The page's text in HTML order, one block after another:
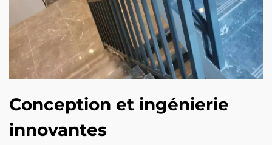
Conception et ingénierie
innovantes